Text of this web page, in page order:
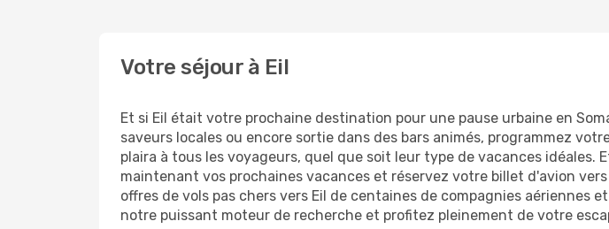
Votre séjour à Eil
Et si Eil était votre prochaine destination pour une pause urbaine en
saveurs locales ou encore sortie dans des bars animés, programmez
plaira à tous les voyageurs, quel que soit leur type de vacances idéales.
maintenant vos prochaines vacances et réservez votre billet d'avion
offres de vols pas chers vers Eil de centaines de compagnies
notre puissant moteur de recherche et profitez pleinement de votre